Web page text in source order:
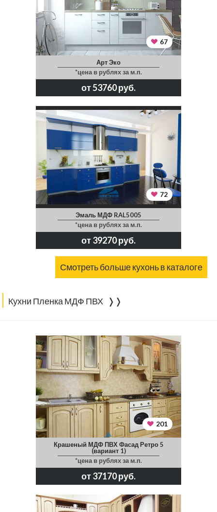
67
Арт Эко
*цена в рублях за м.п.
от 53760 руб.
72
Эмаль МДФ RAL5005
*цена в рублях за м.п.
от 39270 руб.
Смотреть больше кухонь в каталоге
Кухни Пленка МДФ ПВХ ❭❭
201
Крашеный МДФ ПВХ Фасад Ретро 5
(вариант 1)
*цена в рублях за м.п.
от 37170 руб.